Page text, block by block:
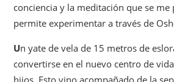
conciencia y la meditación que se
permite experimentar a través de
Un yate de vela de 15 metros de
convertirse en el nuevo centro de
hijos. Esto vino acompañado de la